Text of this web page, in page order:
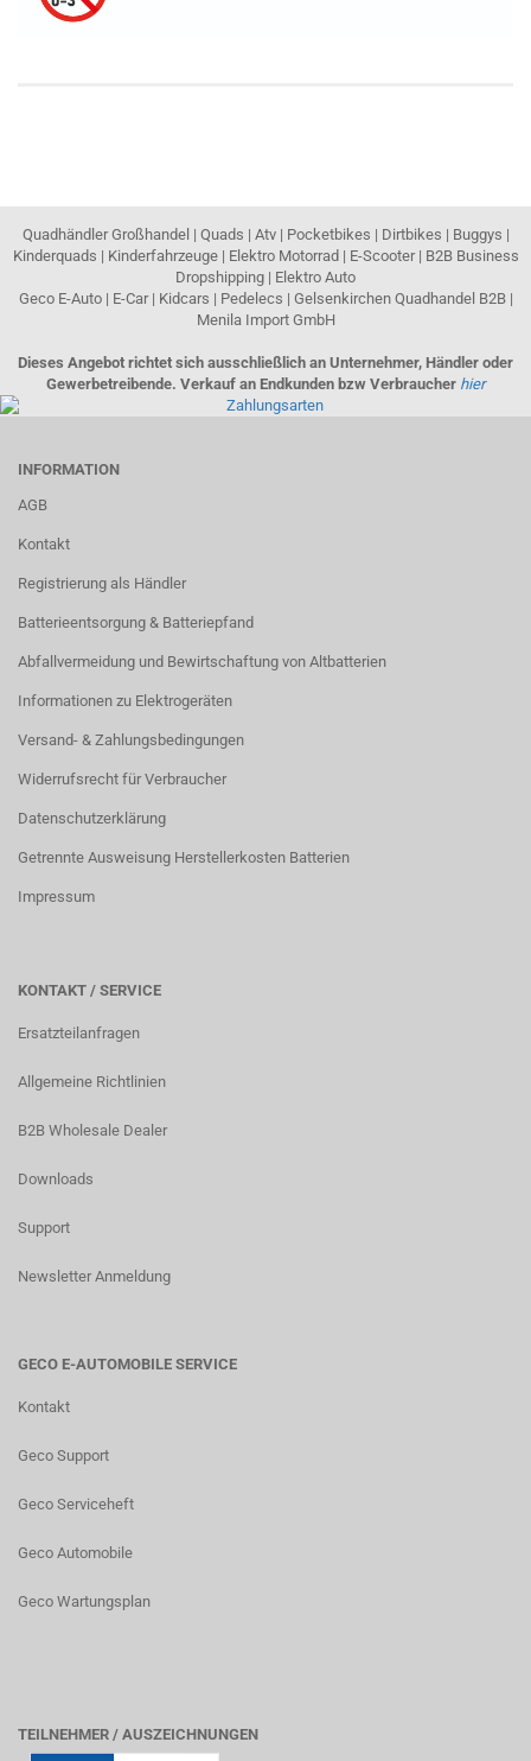
Quadhändler Großhandel | Quads | Atv | Pocketbikes | Dirtbikes | Buggys |
Kinderquads | Kinderfahrzeuge | Elektro Motorrad | E-Scooter | B2B Business
Dropshipping | Elektro Auto
Geco E-Auto | E-Car | Kidcars | Pedelecs | Gelsenkirchen Quadhandel B2B |
Menila Import GmbH
Dieses Angebot richtet sich ausschließlich an Unternehmer, Händler oder
Gewerbetreibende. Verkauf an Endkunden bzw Verbraucher hier
INFORMATION
AGB
Kontakt
Registrierung als Händler
Batterieentsorgung & Batteriepfand
Abfallvermeidung und Bewirtschaftung von Altbatterien
Informationen zu Elektrogeräten
Versand- & Zahlungsbedingungen
Widerrufsrecht für Verbraucher
Datenschutzerklärung
Getrennte Ausweisung Herstellerkosten Batterien
Impressum
KONTAKT / SERVICE
Ersatzteilanfragen
Allgemeine Richtlinien
B2B Wholesale Dealer
Downloads
Support
Newsletter Anmeldung
GECO E-AUTOMOBILE SERVICE
Kontakt
Geco Support
Geco Serviceheft
Geco Automobile
Geco Wartungsplan
TEILNEHMER / AUSZEICHNUNGEN